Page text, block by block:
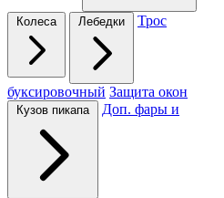
Колеса Лебедки Трос
буксировочный Защита окон
Кузов пикапа Доп. фары и